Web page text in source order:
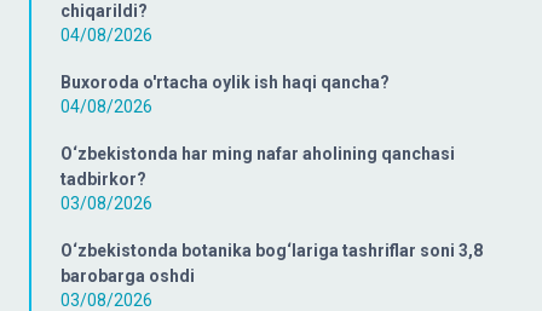
chiqarildi?
04/08/2026
Buxoroda o'rtacha oylik ish haqi qancha?
04/08/2026
O‘zbekistonda har ming nafar aholining qanchasi
tadbirkor?
03/08/2026
O‘zbekistonda botanika bog‘lariga tashriflar soni 3,8
barobarga oshdi
03/08/2026